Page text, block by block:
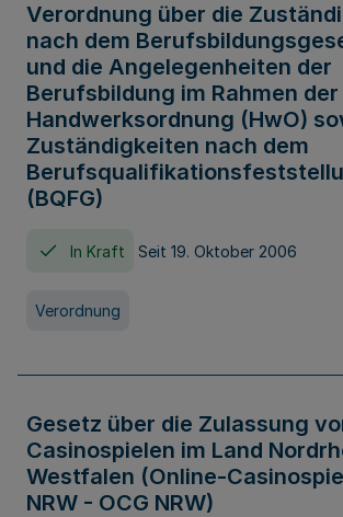
Verordnung über die
nach dem
und die Angelegenheiten der
Berufsbildung im Rahmen der
Handwerksordnung (HwO)
Zuständigkeiten nach dem
(BQFG)
In Kraft Seit 19. Oktober 2006
Verordnung
Gesetz über die Zulassung
Casinospielen im Land
Westfalen (Online-
NRW - OCG NRW)